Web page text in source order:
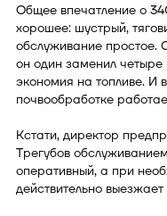
Общее впечатление о
хорошее: шустрый,
обслуживание простое.
он один заменил
экономия на топливе. И
почвообработке
Кстати, директор
Трегубов
оперативный, а при
действительно